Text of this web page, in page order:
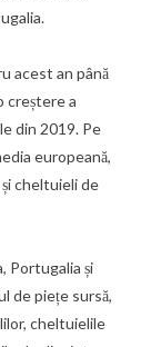
acest an până
creștere a
din 2019. Pe
europeană,
cheltuieli de
Portugalia și
de piețe sursă,
cheltuielile